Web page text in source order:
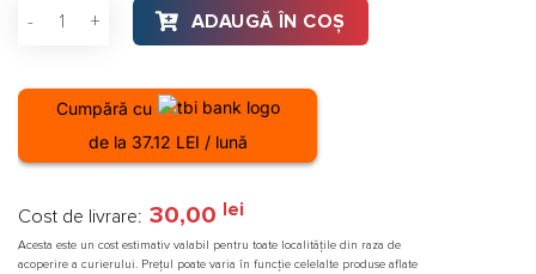
Cantitate Pompa apa Pedrollo Future JETm 2AX, 900 W, Q
ADAUGĂ ÎN COȘ
Cumpără cu
de la 37.12 LEI / lună
Cost de livrare: 30,00 lei
Acesta este un cost estimativ valabil pentru toate localitățile din raza de
acoperire a curierului. Prețul poate varia în funcție celelalte produse aflate